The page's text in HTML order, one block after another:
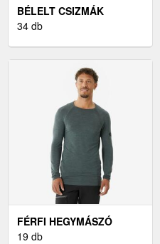
BÉLELT CSIZMÁK
34 db
FÉRFI HEGYMÁSZÓ
RUHÁZAT
19 db